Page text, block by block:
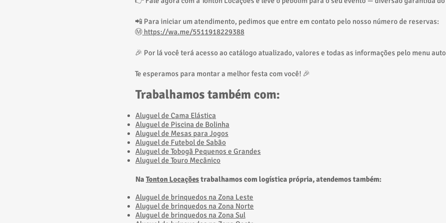
📲 Para iniciar um atendimento, pedimos que entre em contato pelo nosso número de reservas:
Ⓜ️ https://wa.me/5511918229388
🎉 Por lá você terá acesso ao catálogo atualizado, valores e todas as informações pelo menu
Te esperamos para montar a melhor festa com você! 🎉
Trabalhamos também com:
Aluguel de Cama Elástica
Aluguel de Piscina de Bolinha
Aluguel de Mesas para Jogos
Aluguel de Futebol de Sabão
Aluguel de Tobogã Pequenos e Grandes
​Aluguel de Touro Mecânico
Na Tonton Locaçõestrabalhamos com logística própria, atendemos também:
​Aluguel de brinquedos na Zona Leste
​Aluguel de brinquedos na Zona Norte
Aluguel de brinquedos na Zona Sul